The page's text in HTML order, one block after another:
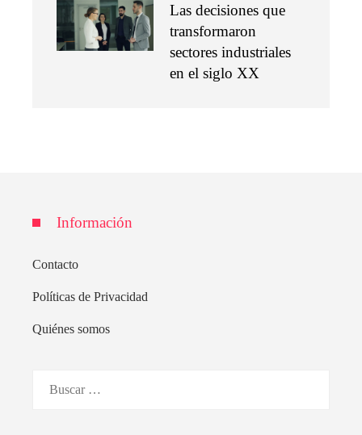
Las decisiones que
transformaron
sectores industriales
en el siglo XX
Información
Contacto
Políticas de Privacidad
Quiénes somos